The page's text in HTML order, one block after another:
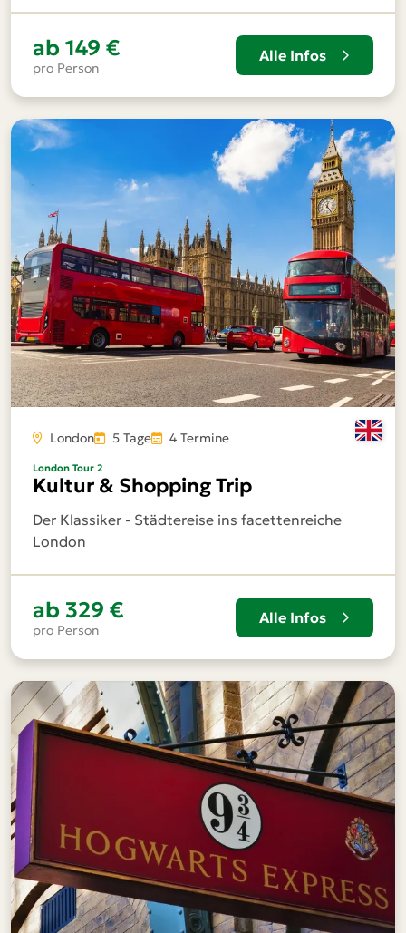
ab 149 €
pro Person
Alle Infos
London 5 Tage 4 Termine
London Tour 2
Kultur & Shopping Trip
Der Klassiker - Städtereise ins facettenreiche
London
ab 329 €
pro Person
Alle Infos